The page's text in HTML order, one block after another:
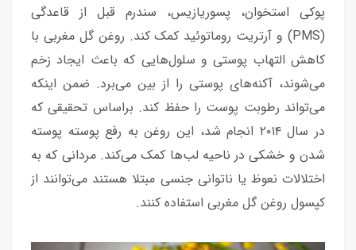
پوکی استخوان، پسوریازیس، سندرم قبل از قاعدگی
(PMS) و آرتریت روماتوئید کمک کند. روغن گل مغربی با
کاهش التهاب پوستی و سلول‌هایی که باعث ایجاد زخم
می‌شوند، آکنه‌های پوستی را از بین می‌برد. ضمن اینکه
می‌تواند رطوبت پوست را حفظ کند. براساس تحقیقی که
در سال ۲۰۱۴ انجام شد، این روغن به رفع پوسته پوسته
شدن و خشکی در ناحیه لب‌ها کمک می‌کند. مردانی که به
اختلالات نعوظ یا ناتوانی جنسی مبتلا هستند می‌توانند از
کپسول روغن گل مغربی استفاده کنند.